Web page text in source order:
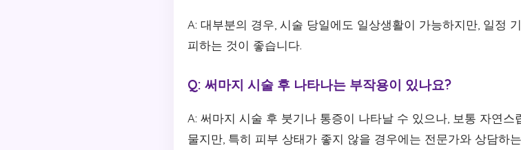
A: 대부분의 경우, 시술 당일에도 일상생활이 가능하지만, 일정
피하는 것이 좋습니다.
Q: 써마지 시술 후 나타나는 부작용이 있나요?
A: 써마지 시술 후 붓기나 통증이 나타날 수 있으나, 보통 자연
물지만, 특히 피부 상태가 좋지 않을 경우에는 전문가와 상담하